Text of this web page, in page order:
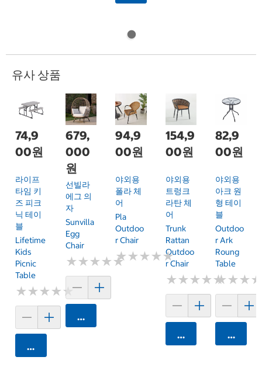
유사 상품
74,9
00원
라이프
타임 키
즈 피크
닉 테이
블
Lifetime
Kids
Picnic
Table
★★★★★
★★★★★
카트에 담기
679,
000
원
선빌라
에그 의
자
Sunvilla
Egg
Chair
★★★★★
★★★★★
카트에 담기
94,9
00원
야외용
폴라 체
어
Pla
Outdoo
R Chair
★★★★★
★★★★★
154,9
00원
야외용
트렁크
라탄 체
어
Trunk
Rattan
Outdoo
R Chair
★★★★★
★★★★★
카트에 담기
82,9
00원
야외용
아크 원
형 테이
블
Outdoo
R Ark
Roung
Table
★★★
★★★
카트에